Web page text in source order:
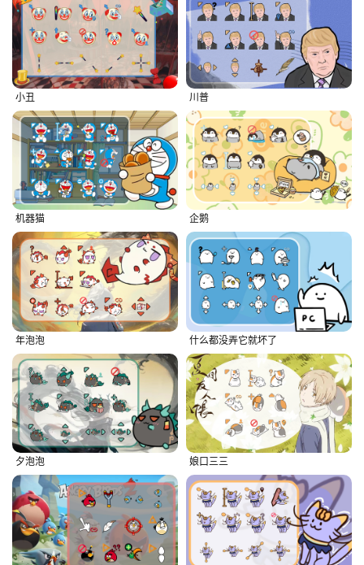
小丑 川普
机器猫 企鹅
年泡泡 什么都没弄它就坏了
夕泡泡 娘口三三